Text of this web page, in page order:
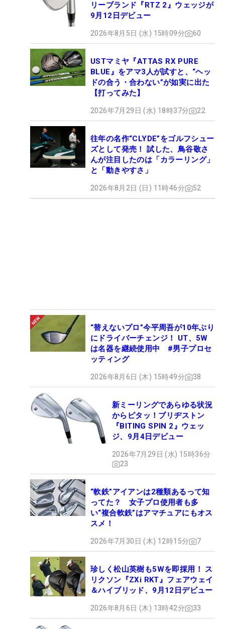
リーブランド『RTZ 2』ウェッジが
9月12日デビュー
2026年8月5日 (水) 15時09分 60
USTマミヤ『ATTAS RX PURE
BLUE』をアマ3人が試すと、“ヘッ
ドの合う・合わない”が如実に出た
【打ってみた】
2026年7月29日 (水) 18時37分 22
往年の名作“CLYDE”をゴルフシュー
ズとして発売！ 試した、鳥谷敬さ
んが注目したのは「カラーリング」
と「動きやすさ」
2026年8月2日 (日) 11時46分 52
“替えないプロ”今平周吾が10年ぶり
にドライバーチェンジ！ UT、5W
は名器を継続使用中 #男子プロセ
ッティング
2026年8月6日 (木) 15時49分 38
新ミーリングであらゆる状況
からピタッ！ブリヂストン
『BITING SPIN 2』ウェッ
ジ、9月4日デビュー
2026年7月29日 (水) 15時36分
23
“軟鉄”アイアンは2種類あるって知
ってた？ 女子プロ使用者も多
い“複合軟鉄”はアマチュアにもオス
スメ！
2026年7月30日 (木) 12時15分 7
珍しく松山英樹も5Wを即採用！ ス
リクソン『ZXi RKT』フェアウェイ
＆ハイブリッド、9月12日デビュー
2026年8月6日 (木) 13時42分 33